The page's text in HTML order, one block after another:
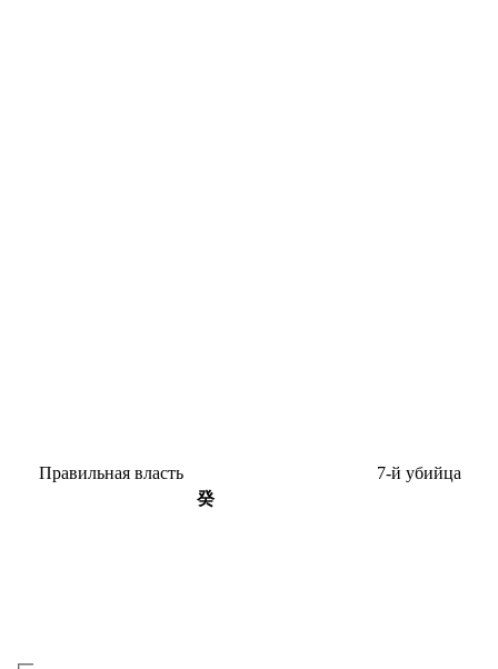
Пра­виль­ная власть
7-й убийца
癸